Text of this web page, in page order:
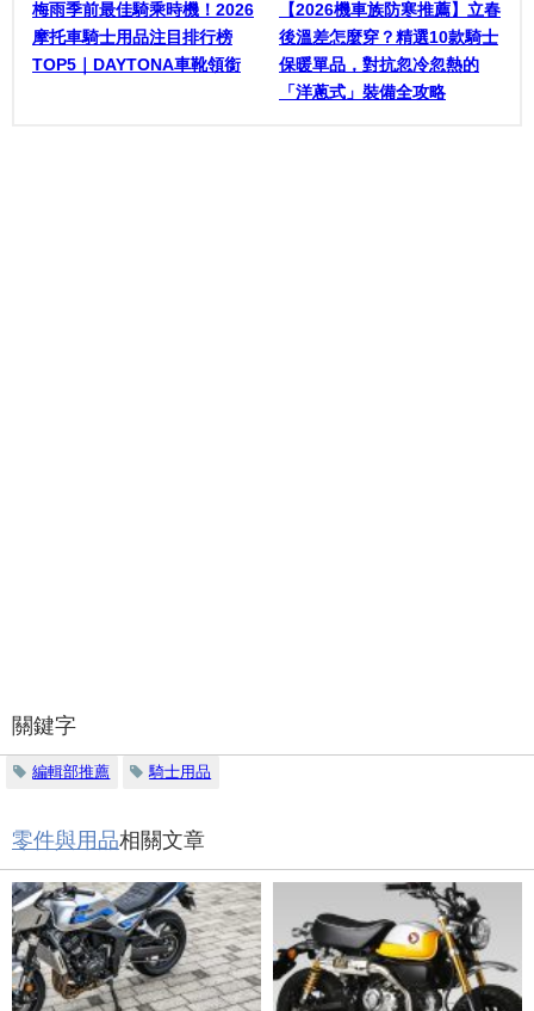
梅雨季前最佳騎乘時機！2026
摩托車騎士用品注目排行榜
TOP5｜DAYTONA車靴領銜
【2026機車族防寒推薦】立春
後溫差怎麼穿？精選10款騎士
保暖單品，對抗忽冷忽熱的
「洋蔥式」裝備全攻略
關鍵字
編輯部推薦 騎士用品
零件與用品相關文章